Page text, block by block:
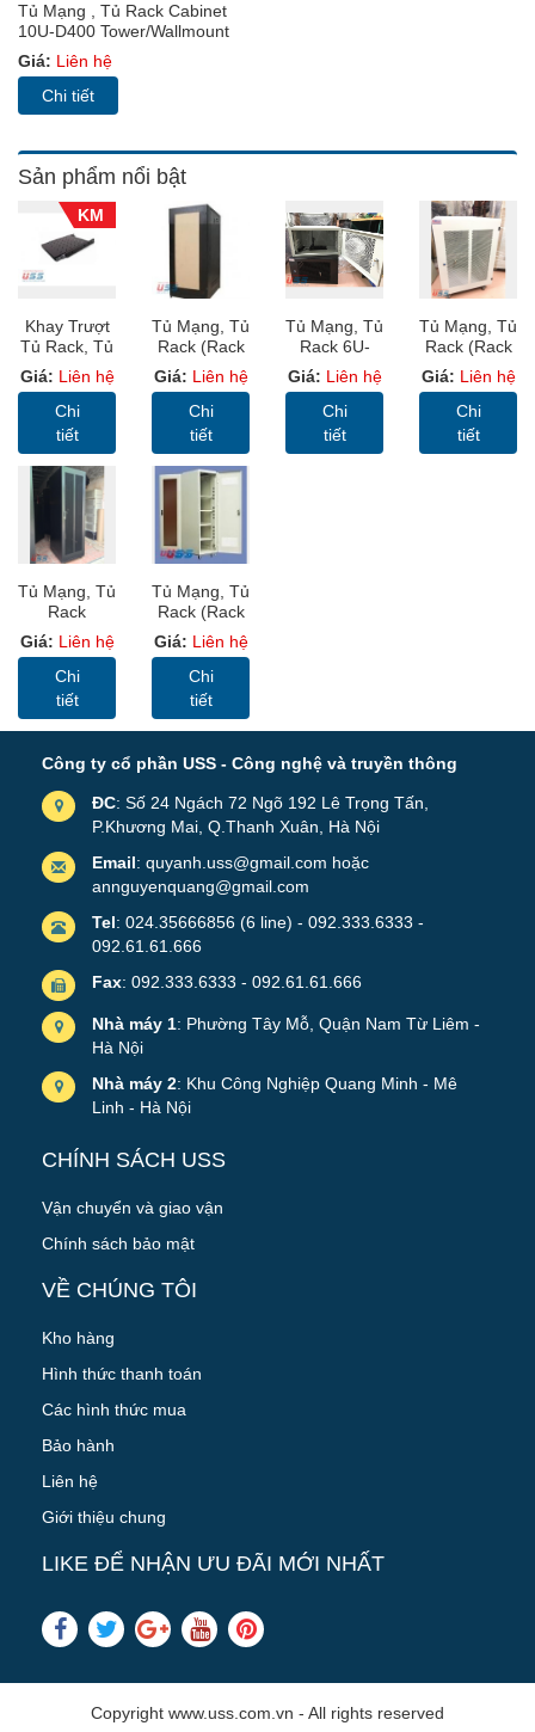
Tủ Mạng , Tủ Rack Cabinet
10U-D400 Tower/Wallmount
10U D400
Giá: Liên hệ
Chi tiết
Sản phẩm nổi bật
KM
Khay Trượt
Tủ Rack, Tủ
Mạng, Rack
Cabinet 19”
D600, D800,
D1000
Giá: Liên hệ
Chi
tiết
Tủ Mạng, Tủ
Rack (Rack
Cabinet 19”)
USS RACK
42U D800
Sâu 800mm
Giá: Liên hệ
Chi
tiết
Tủ Mạng, Tủ
Rack 6U-
D600 – USS
Rack Màu
Ghi Có Bánh
Xe Để Sàn
Giá: Liên hệ
Chi
tiết
Tủ Mạng, Tủ
Rack (Rack
Cabinet 19”)
USS RACK
15U D800
Sâu 800mm
Giá: Liên hệ
Chi
tiết
Tủ Mạng, Tủ
Rack
SYSTEM
CABINET
27U-D600 -
USS Rack
Giá: Liên hệ
Chi
tiết
Tủ Mạng, Tủ
Rack (Rack
Cabinet 19”)
USS RACK
42U D600
Sâu 600mm
Giá: Liên hệ
Chi
tiết
Công ty cổ phần USS - Công nghệ và truyền thông
ĐC: Số 24 Ngách 72 Ngõ 192 Lê Trọng Tấn,
P.Khương Mai, Q.Thanh Xuân, Hà Nội
Email: quyanh.uss@gmail.com hoặc
annguyenquang@gmail.com
Tel: 024.35666856 (6 line) - 092.333.6333 -
092.61.61.666
Fax: 092.333.6333 - 092.61.61.666
Nhà máy 1: Phường Tây Mỗ, Quận Nam Từ Liêm -
Hà Nội
Nhà máy 2: Khu Công Nghiệp Quang Minh - Mê
Linh - Hà Nội
CHÍNH SÁCH USS
Vận chuyển và giao vận
Chính sách bảo mật
VỀ CHÚNG TÔI
Kho hàng
Hình thức thanh toán
Các hình thức mua
Bảo hành
Liên hệ
Giới thiệu chung
LIKE ĐỂ NHẬN ƯU ĐÃI MỚI NHẤT
Copyright www.uss.com.vn - All rights reserved